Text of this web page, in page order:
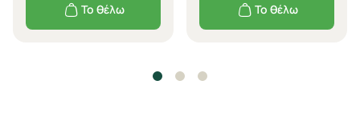
Το θέλω Το θέλω